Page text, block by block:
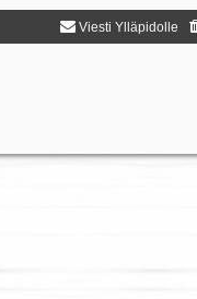
Viesti Ylläpidolle